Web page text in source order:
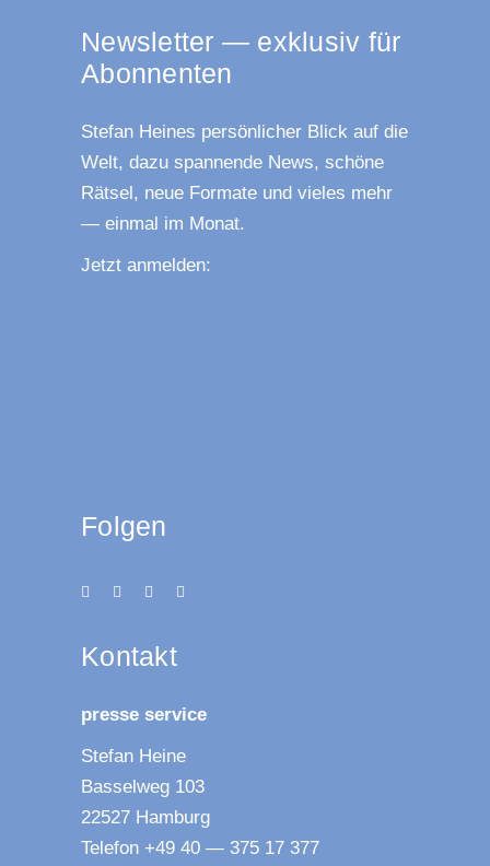
News­let­ter — exklu­siv für
Abonnenten
Ste­fan Hei­nes per­sön­li­cher Blick auf die
Welt, dazu span­nen­de News, schö­ne
Rät­sel, neue For­ma­te und vie­les mehr
— ein­mal im Monat.
Jetzt anmel­den:
Folgen
Kon­takt
pres­se service
Ste­fan Heine
Bas­sel­weg 103
22527 Hamburg
Tele­fon +49 40 — 375 17 377